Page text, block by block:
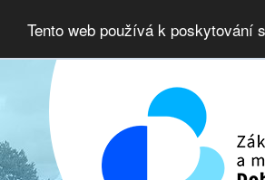
Tento web používá k poskytování